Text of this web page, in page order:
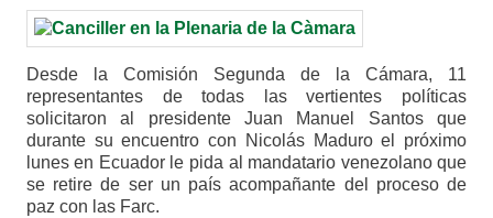
Desde la Comisión Segunda de la Cámara, 11
representantes de todas las vertientes políticas
solicitaron al presidente Juan Manuel Santos que
durante su encuentro con Nicolás Maduro el próximo
lunes en Ecuador le pida al mandatario venezolano que
se retire de ser un país acompañante del proceso de
paz con las Farc.